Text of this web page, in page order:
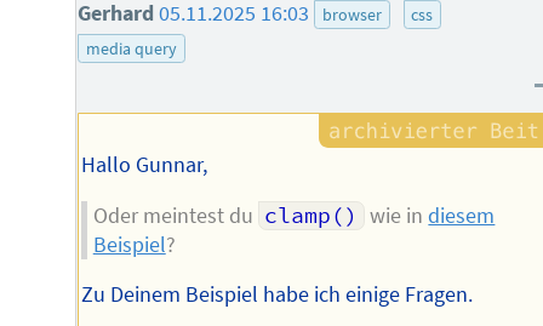
Gerhard05.11.2025 16:03 browser
css
media query
Hallo Gunnar,
Oder meintest du clamp() wie indiesem
Beispiel?
Zu Deinem Beispiel habe ich einige Fragen.